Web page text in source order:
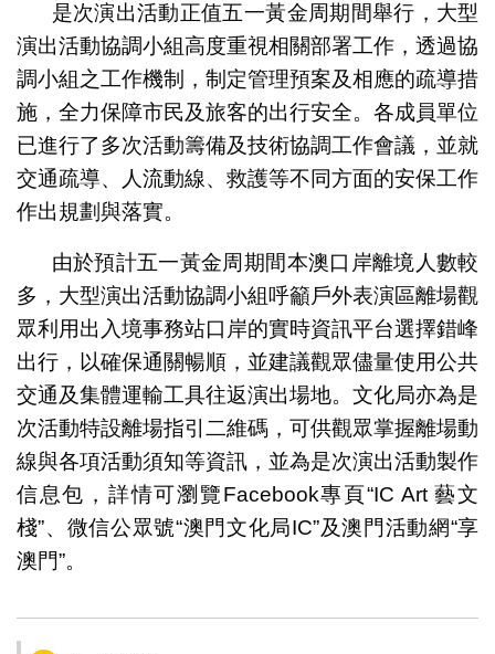
是次演出活動正值五一黃金周期間舉行，大型
演出活動協調小組高度重視相關部署工作，透過協
調小組之工作機制，制定管理預案及相應的疏導措
施，全力保障市民及旅客的出行安全。各成員單位
已進行了多次活動籌備及技術協調工作會議，並就
交通疏導、人流動線、救護等不同方面的安保工作
作出規劃與落實。
由於預計五一黃金周期間本澳口岸離境人數較
多，大型演出活動協調小組呼籲戶外表演區離場觀
眾利用出入境事務站口岸的實時資訊平台選擇錯峰
出行，以確保通關暢順，並建議觀眾儘量使用公共
交通及集體運輸工具往返演出場地。文化局亦為是
次活動特設離場指引二維碼，可供觀眾掌握離場動
線與各項活動須知等資訊，並為是次演出活動製作
信息包，詳情可瀏覽Facebook專頁“IC Art 藝文
棧”、微信公眾號“澳門文化局IC”及澳門活動網“享
澳門”。